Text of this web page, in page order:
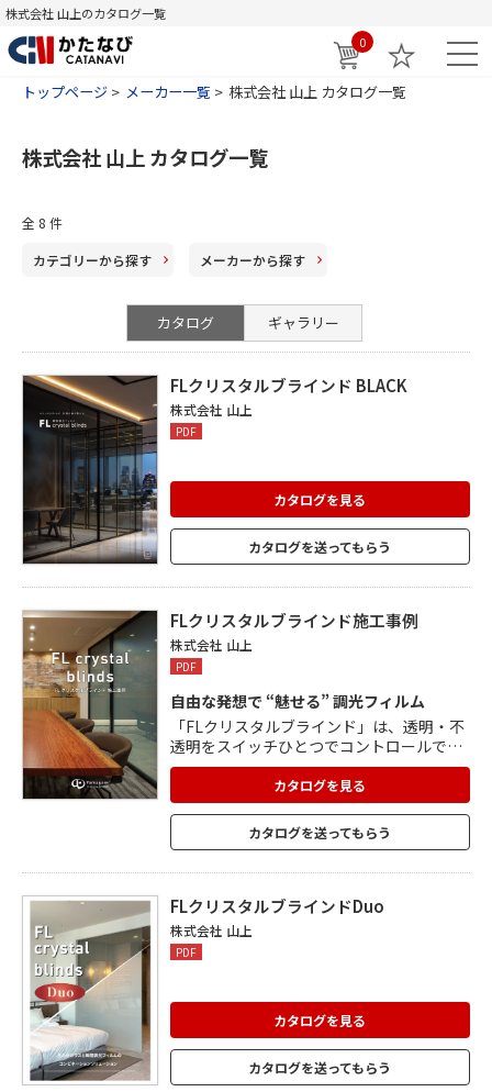
株式会社 山上のカタログ一覧
0
トップページ メーカー一覧 株式会社 山上 カタログ一覧
株式会社 山上 カタログ一覧
全 8 件
カテゴリーから探す メーカーから探す
カタログ ギャラリー
FLクリスタルブラインド BLACK
株式会社 山上
PDF
カタログを見る
カタログを送ってもらう
FLクリスタルブラインド施工事例
株式会社 山上
PDF
自由な発想で “魅せる” 調光フィルム
「FLクリスタルブラインド」は、透明・不
透明をスイッチひとつでコントロールでき
る、日本製の瞬間調光フィルムです。 カー
テンやパーティションの代わりとして、投
射スクリーンとしてなど、その使い方は自
由自在。 不透明度が高くプライバシーの保
護に有効な「ノーマルタイプ」、透明時は
高い環境に対応し耐久性が高い「FLクリス
タルブラインド Duo~デュオ~」がありま
す。
カタログを見る
カタログを送ってもらう
FLクリスタルブラインドDuo
株式会社 山上
PDF
カタログを見る
カタログを送ってもらう